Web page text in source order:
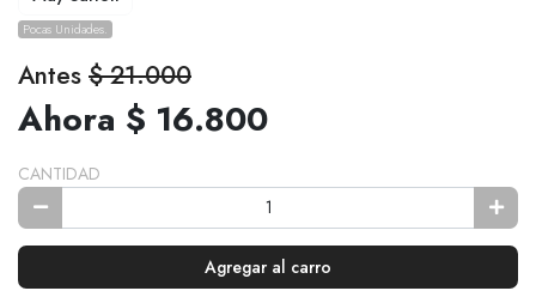
Pocas Unidades.
Antes $ 21.000
Ahora $ 16.800
CANTIDAD
Agregar al carro